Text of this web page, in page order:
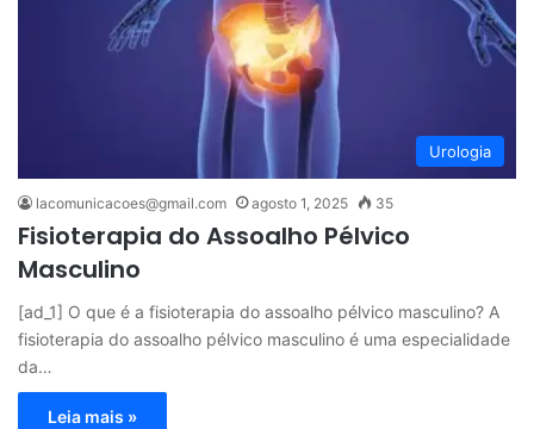
Urologia
lacomunicacoes@gmail.com agosto 1, 2025 35
Fisioterapia do Assoalho Pélvico
Masculino
[ad_1] O que é a fisioterapia do assoalho pélvico masculino? A
fisioterapia do assoalho pélvico masculino é uma especialidade
da…
Leia mais »